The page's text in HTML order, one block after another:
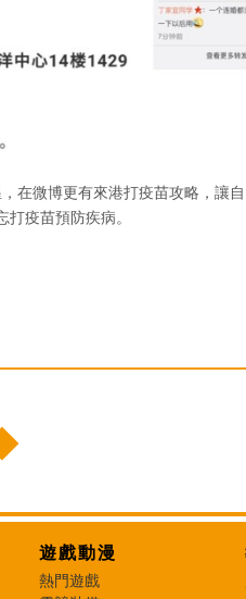
在微博更有來港打疫苗攻略，讓
打疫苗預防疾病。
遊戲動漫
熱門遊戲